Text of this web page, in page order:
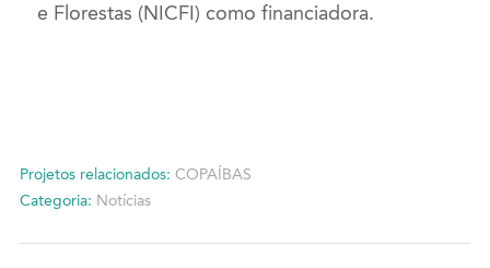
e Florestas (NICFI) como financiadora.
Projetos relacionados: COPAÍBAS
Categoria: Notícias